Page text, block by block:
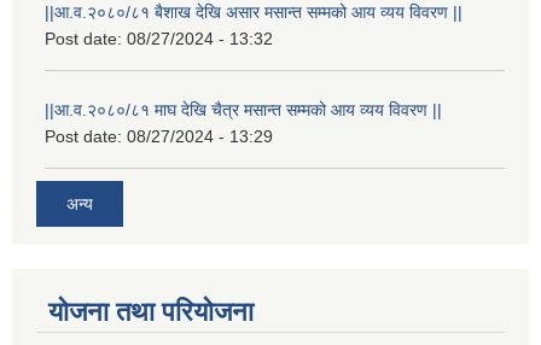
||आ.व.२०८०/८१ बैशाख देखि असार मसान्त सम्मको आय व्यय विवरण ||
Post date: 08/27/2024 - 13:32
||आ.व.२०८०/८१ माघ देखि चैत्र मसान्त सम्मको आय व्यय विवरण ||
Post date: 08/27/2024 - 13:29
अन्य
योजना तथा परियोजना